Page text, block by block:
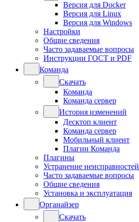
Версия для Docker
Версия для Linux
Версия для Windows
Настройки
Общие сведения
Часто задаваемые вопросы
Инструкции ГОСТ и PDF
Команда
Скачать
Команда
Команда сервер
История изменений
Десктоп клиент
Команда сервер
Мобильный клиент
Плагин Команда
Плагины
Устранение неисправностей
Часто задаваемые вопросы
Общие сведения
Установка и эксплуатация
Органайзер
Скачать